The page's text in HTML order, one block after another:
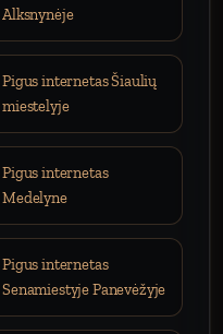
Alksnynėje
Pigus internetas Šiaulių
miestelyje
Pigus internetas
Medelyne
Pigus internetas
Senamiestyje Panevėžyje